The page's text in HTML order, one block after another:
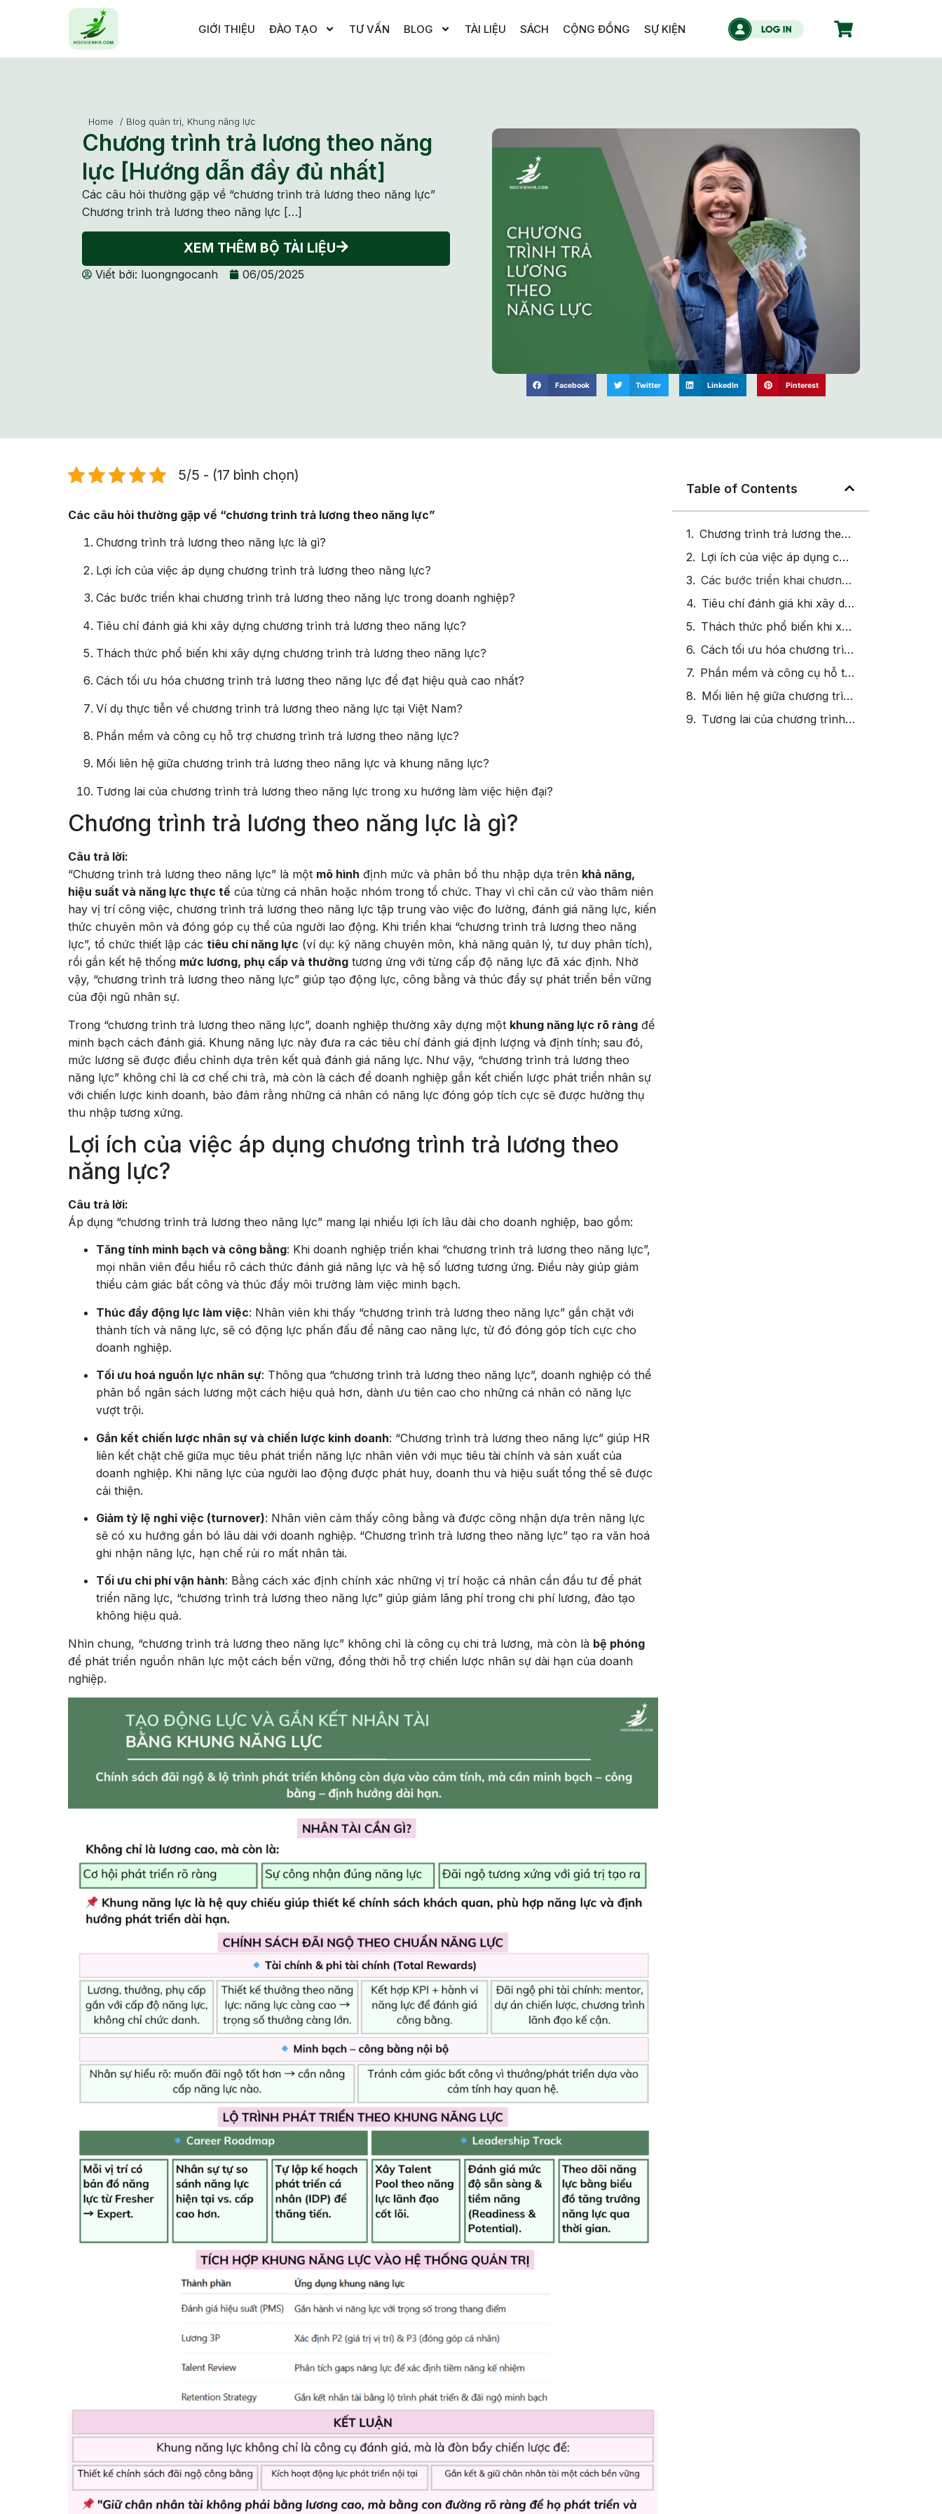
GIỚI THIỆU ĐÀO TẠO TƯ VẤN BLOG TÀI LIỆU SÁCH CỘNG ĐỒNG SỰ KIỆN
Home / Blog quản trị, Khung năng lực
Chương trình trả lương theo năng
lực [Hướng dẫn đầy đủ nhất]
Các câu hỏi thường gặp về “chương trình trả lương theo năng lực”
Chương trình trả lương theo năng lực […]
XEM THÊM BỘ TÀI LIỆU
Viết bởi: luongngocanh 06/05/2025
Facebook Twitter LinkedIn Pinterest
5/5 - (17 bình chọn)
Các câu hỏi thường gặp về “chương trình trả lương theo năng lực”
Chương trình trả lương theo năng lực là gì?
Lợi ích của việc áp dụng chương trình trả lương theo năng lực?
Các bước triển khai chương trình trả lương theo năng lực trong doanh nghiệp?
Tiêu chí đánh giá khi xây dựng chương trình trả lương theo năng lực?
Thách thức phổ biến khi xây dựng chương trình trả lương theo năng lực?
Cách tối ưu hóa chương trình trả lương theo năng lực để đạt hiệu quả cao nhất?
Ví dụ thực tiễn về chương trình trả lương theo năng lực tại Việt Nam?
Phần mềm và công cụ hỗ trợ chương trình trả lương theo năng lực?
Mối liên hệ giữa chương trình trả lương theo năng lực và khung năng lực?
Tương lai của chương trình trả lương theo năng lực trong xu hướng làm việc hiện đại?
Chương trình trả lương theo năng lực là gì?
Câu trả lời:
“Chương trình trả lương theo năng lực” là một mô hình định mức và phân bổ thu nhập dựa trên khả năng,
hiệu suất và năng lực thực tế của từng cá nhân hoặc nhóm trong tổ chức. Thay vì chỉ căn cứ vào thâm niên
hay vị trí công việc, chương trình trả lương theo năng lực tập trung vào việc đo lường, đánh giá năng lực, kiến
thức chuyên môn và đóng góp cụ thể của người lao động. Khi triển khai “chương trình trả lương theo năng
lực”, tổ chức thiết lập các tiêu chí năng lực (ví dụ: kỹ năng chuyên môn, khả năng quản lý, tư duy phân tích),
rồi gắn kết hệ thống mức lương, phụ cấp và thưởng tương ứng với từng cấp độ năng lực đã xác định. Nhờ
vậy, “chương trình trả lương theo năng lực” giúp tạo động lực, công bằng và thúc đẩy sự phát triển bền vững
của đội ngũ nhân sự.
Trong “chương trình trả lương theo năng lực”, doanh nghiệp thường xây dựng một khung năng lực rõ ràng để
minh bạch cách đánh giá. Khung năng lực này đưa ra các tiêu chí đánh giá định lượng và định tính; sau đó,
mức lương sẽ được điều chỉnh dựa trên kết quả đánh giá năng lực. Như vậy, “chương trình trả lương theo
năng lực” không chỉ là cơ chế chi trả, mà còn là cách để doanh nghiệp gắn kết chiến lược phát triển nhân sự
với chiến lược kinh doanh, bảo đảm rằng những cá nhân có năng lực đóng góp tích cực sẽ được hưởng thụ
thu nhập tương xứng.
Lợi ích của việc áp dụng chương trình trả lương theo
năng lực?
Câu trả lời:
Áp dụng “chương trình trả lương theo năng lực” mang lại nhiều lợi ích lâu dài cho doanh nghiệp, bao gồm:
Tăng tính minh bạch và công bằng: Khi doanh nghiệp triển khai “chương trình trả lương theo năng lực”,
mọi nhân viên đều hiểu rõ cách thức đánh giá năng lực và hệ số lương tương ứng. Điều này giúp giảm
thiểu cảm giác bất công và thúc đẩy môi trường làm việc minh bạch.
Thúc đẩy động lực làm việc: Nhân viên khi thấy “chương trình trả lương theo năng lực” gắn chặt với
thành tích và năng lực, sẽ có động lực phấn đấu để nâng cao năng lực, từ đó đóng góp tích cực cho
doanh nghiệp.
Tối ưu hoá nguồn lực nhân sự: Thông qua “chương trình trả lương theo năng lực”, doanh nghiệp có thể
phân bổ ngân sách lương một cách hiệu quả hơn, dành ưu tiên cao cho những cá nhân có năng lực
vượt trội.
Gắn kết chiến lược nhân sự và chiến lược kinh doanh: “Chương trình trả lương theo năng lực” giúp HR
liên kết chặt chẽ giữa mục tiêu phát triển năng lực nhân viên với mục tiêu tài chính và sản xuất của
doanh nghiệp. Khi năng lực của người lao động được phát huy, doanh thu và hiệu suất tổng thể sẽ được
cải thiện.
Giảm tỷ lệ nghỉ việc (turnover): Nhân viên cảm thấy công bằng và được công nhận dựa trên năng lực
sẽ có xu hướng gắn bó lâu dài với doanh nghiệp. “Chương trình trả lương theo năng lực” tạo ra văn hoá
ghi nhận năng lực, hạn chế rủi ro mất nhân tài.
Tối ưu chi phí vận hành: Bằng cách xác định chính xác những vị trí hoặc cá nhân cần đầu tư để phát
triển năng lực, “chương trình trả lương theo năng lực” giúp giảm lãng phí trong chi phí lương, đào tạo
không hiệu quả.
Nhìn chung, “chương trình trả lương theo năng lực” không chỉ là công cụ chi trả lương, mà còn là bệ phóng
để phát triển nguồn nhân lực một cách bền vững, đồng thời hỗ trợ chiến lược nhân sự dài hạn của doanh
nghiệp.
Table of Contents
Chương trình trả lương theo năng lực là gì?
Lợi ích của việc áp dụng chương trình trả lương theo năng lực?
Các bước triển khai chương trình trả lương theo năng lực trong doanh nghiệp?
Tiêu chí đánh giá khi xây dựng chương trình trả lương theo năng lực?
Thách thức phổ biến khi xây dựng chương trình trả lương theo năng lực?
Cách tối ưu hóa chương trình trả lương theo năng lực để đạt hiệu quả cao nhất?
Phần mềm và công cụ hỗ trợ chương trình trả lương theo năng lực?
Mối liên hệ giữa chương trình trả lương theo năng lực và khung năng lực?
Tương lai của chương trình trả lương theo năng lực trong xu hướng làm việc hiện đại?